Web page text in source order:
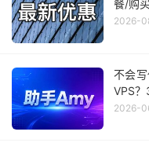
餐/购
2026-
不会
VPS
2026-